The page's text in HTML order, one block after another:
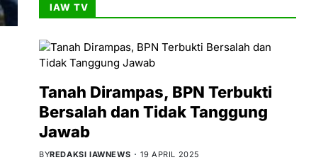
IAW TV
Tanah Dirampas, BPN Terbukti
Bersalah dan Tidak Tanggung
Jawab
BYREDAKSI IAWNEWS 19 APRIL 2025